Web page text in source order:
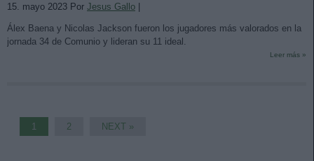
15. mayo 2023 Por Jesus Gallo
Álex Baena y Nicolas Jackson fueron los jugadores más valorados en la
jornada 34 de Comunio y lideran su 11 ideal.
Leer más »
1 2 NEXT »